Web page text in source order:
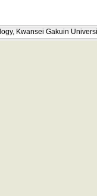
Kwansei Gakuin